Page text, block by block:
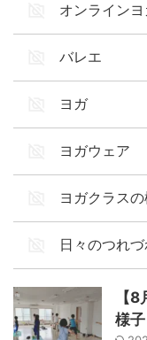
オンライン
バレエ
ヨガ
ヨガウェア
ヨガクラスの
日々のつれ
【
様子